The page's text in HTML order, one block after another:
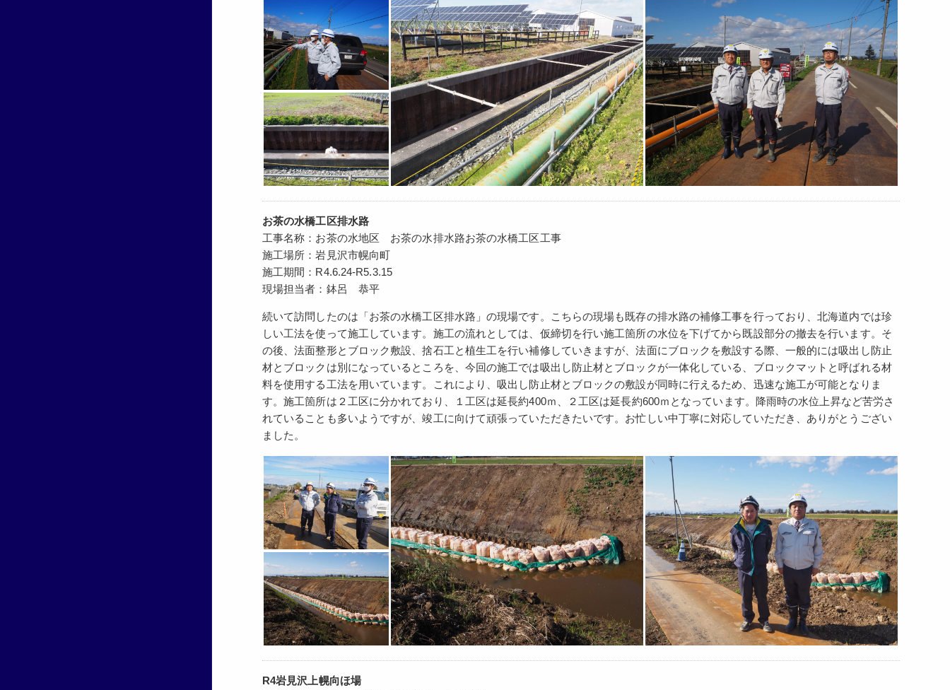
お茶の水橋工区排水路
工事名称：お茶の水地区 お茶の水排水路お茶の水橋工区工事
施工場所：岩見沢市幌向町
施工期間：R4.6.24-R5.3.15
現場担当者：鉢呂 恭平
続いて訪問したのは「お茶の水橋工区排水路」の現場です。こちらの現場も既存の排水路の補修工事を行っており、北海道内では珍
しい工法を使って施工しています。施工の流れとしては、仮締切を行い施工箇所の水位を下げてから既設部分の撤去を行います。そ
の後、法面整形とブロック敷設、捨石工と植生工を行い補修していきますが、法面にブロックを敷設する際、一般的には吸出し防止
材とブロックは別になっているところを、今回の施工では吸出し防止材とブロックが一体化している、ブロックマットと呼ばれる材
料を使用する工法を用いています。これにより、吸出し防止材とブロックの敷設が同時に行えるため、迅速な施工が可能となりま
す。施工箇所は２工区に分かれており、１工区は延長約400ｍ、２工区は延長約600ｍとなっています。降雨時の水位上昇など苦労さ
れていることも多いようですが、竣工に向けて頑張っていただきたいです。お忙しい中丁寧に対応していただき、ありがとうござい
ました。
R4岩見沢上幌向ほ場